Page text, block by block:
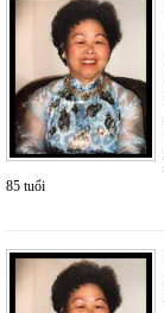
85 tuổi